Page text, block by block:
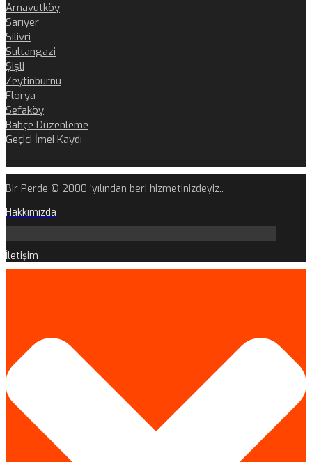
Arnavutköy
Sarıyer
Silivri
Sultangazi
Şişli
Zeytinburnu
Florya
Sefaköy
Bahçe Düzenleme
Geçici İmei Kaydı
Bir Perde © 2000 'yılından beri hizmetinizdeyiz..
Hakkımızda
İletişim